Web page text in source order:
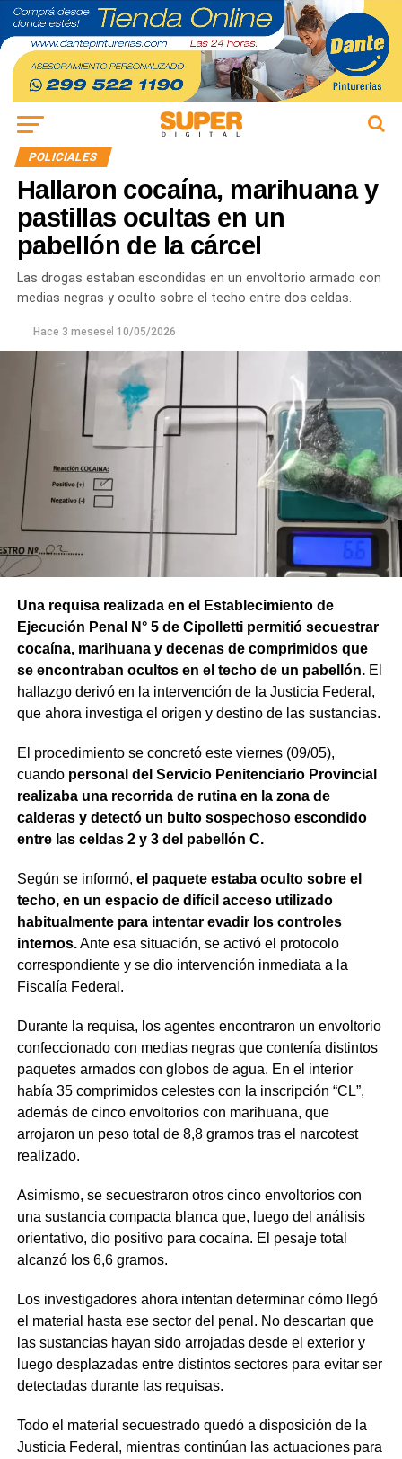
POLICIALES
Hallaron cocaína, marihuana y
pastillas ocultas en un
pabellón de la cárcel
Las drogas estaban escondidas en un envoltorio armado con
medias negras y oculto sobre el techo entre dos celdas.
Hace 3 mesesel 10/05/2026
Una requisa realizada en el Establecimiento de
Ejecución Penal N° 5 de Cipolletti permitió secuestrar
cocaína, marihuana y decenas de comprimidos que
se encontraban ocultos en el techo de un pabellón.El
hallazgo derivó en la intervención de la Justicia Federal,
que ahora investiga el origen y destino de las sustancias.
El procedimiento se concretó este viernes (09/05),
cuando personal del Servicio Penitenciario Provincial
realizaba una recorrida de rutina en la zona de
calderas y detectó un bulto sospechoso escondido
entre las celdas 2 y 3 del pabellón C.
Según se informó, el paquete estaba oculto sobre el
techo, en un espacio de difícil acceso utilizado
habitualmente para intentar evadir los controles
internos.Ante esa situación, se activó el protocolo
correspondiente y se dio intervención inmediata a la
Fiscalía Federal.
Durante la requisa, los agentes encontraron un envoltorio
confeccionado con medias negras que contenía distintos
paquetes armados con globos de agua. En el interior
había 35 comprimidos celestes con la inscripción “CL”,
además de cinco envoltorios con marihuana, que
arrojaron un peso total de 8,8 gramos tras el narcotest
realizado.
Asimismo, se secuestraron otros cinco envoltorios con
una sustancia compacta blanca que, luego del análisis
orientativo, dio positivo para cocaína. El pesaje total
alcanzó los 6,6 gramos.
Los investigadores ahora intentan determinar cómo llegó
el material hasta ese sector del penal. No descartan que
las sustancias hayan sido arrojadas desde el exterior y
luego desplazadas entre distintos sectores para evitar ser
detectadas durante las requisas.
Todo el material secuestrado quedó a disposición de la
Justicia Federal, mientras continúan las actuaciones para